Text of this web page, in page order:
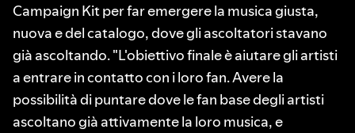
Campaign Kit per far emergere la musica giusta,
nuova e del catalogo, dove gli ascoltatori stavano
già ascoltando. "L'obiettivo finale è aiutare gli artisti
a entrare in contatto con i loro fan. Avere la
possibilità di puntare dove le fan base degli artisti
ascoltano già attivamente la loro musica, e